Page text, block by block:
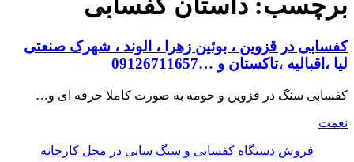
برچسب: داستان کفسابی
کفسابی در قزوین ، بوئین زهرا ، الوند ، شهرک صنعتی
لیا ،اقبالیه ،تاکستان و …09126711657
کفسابی سنگ در قزوین و حومه به صورت کاملا حرفه ای و…
نعمت
فروش دستگاه کفسابی و سنگ سابی در محل کارخانه